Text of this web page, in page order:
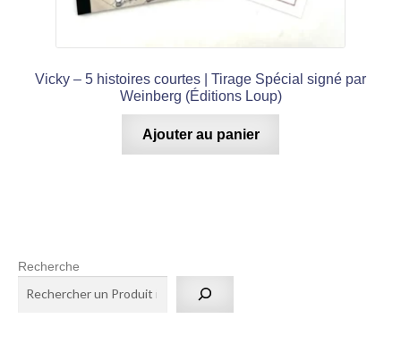
Vicky – 5 histoires courtes | Tirage Spécial signé par
Weinberg (Éditions Loup)
Ajouter au panier
Recherche